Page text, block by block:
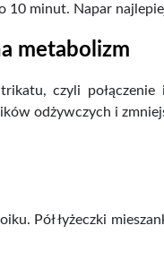
10 minut. Napar
metabolizm
czyli połączenie
odżywczych i
Pół łyżeczki